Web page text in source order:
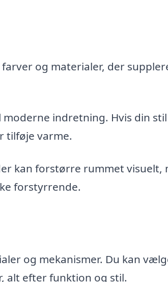
og materialer, der
indretning. Hvis din
tilføje varme.
kan forstørre rummet visuelt,
forstyrrende.
og mekanismer. Du kan
alt efter funktion og stil.